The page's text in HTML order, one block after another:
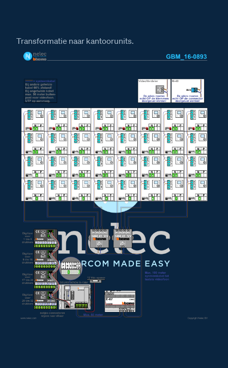
Installatiewijzer E-67 voeding
Afmetingen van het Serie 130V deurstation
Afmetingen van de VV Videoverdeler
Afmetingen van de videofoon M-40 Bergen
Afmetingen van de E-67 voeding
Transformatie naar kantoorunits.